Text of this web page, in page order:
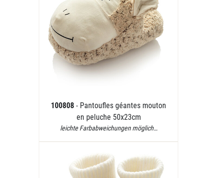
100808 - Pantoufles géantes mouton
en peluche 50x23cm
leichte Farbabweichungen möglich…